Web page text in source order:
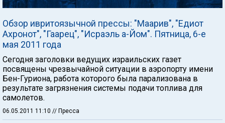
Обзор ивритоязычной прессы: "Маарив", "Едиот
Ахронот", "Гаарец", "Исраэль а-Йом". Пятница, 6-е
мая 2011 года
Сегодня заголовки ведущих израильских газет
посвящены чрезвычайной ситуации в аэропорту имени
Бен-Гуриона, работа которого была парализована в
результате загрязнения системы подачи топлива для
самолетов.
06.05.2011 11:10 // Пресса